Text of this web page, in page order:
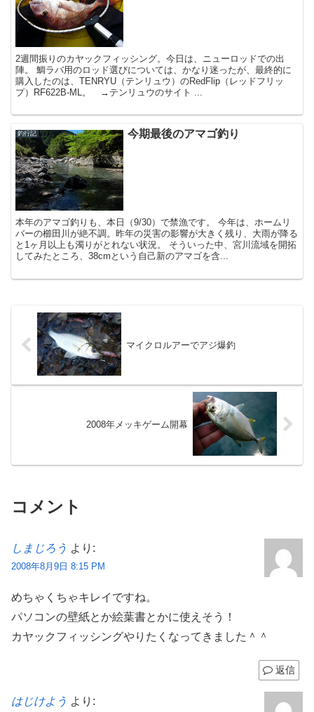
2週間振りのカヤックフィッシング。今日は、ニューロッドでの出
陣。 鯛ラバ用のロッド選びについては、かなり迷ったが、最終的に
購入したのは、TENRYU（テンリュウ）のRedFlip（レッドフリッ
プ）RF622B-ML。 →テンリュウのサイト ...
釣行記 今期最後のアマゴ釣り
本年のアマゴ釣りも、本日（9/30）で禁漁です。 今年は、ホームリ
バーの櫛田川が絶不調。昨年の災害の影響が大きく残り、大雨が降る
と1ヶ月以上も濁りがとれない状況。 そういった中、宮川流域を開拓
してみたところ、38cmという自己新のアマゴを含...
マイクロルアーでアジ爆釣
2008年メッキゲーム開幕
コメント
しまじろう より:
2008年8月9日 8:15 PM
めちゃくちゃキレイですね。
パソコンの壁紙とか絵葉書とかに使えそう！
カヤックフィッシングやりたくなってきました＾＾
返信
はじけよう より: